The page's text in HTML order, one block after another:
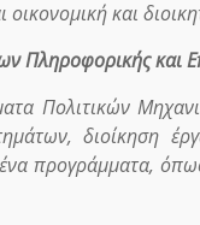
και
Πληροφορικής και
Πολιτικών
διοίκηση
προγράμματα,